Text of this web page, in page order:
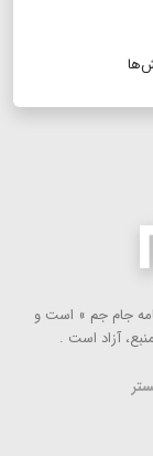
جام جم » است و
آزاد است .